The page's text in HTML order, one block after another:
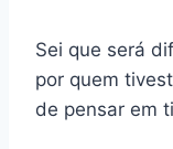
Sei que será
por quem
de pensar em